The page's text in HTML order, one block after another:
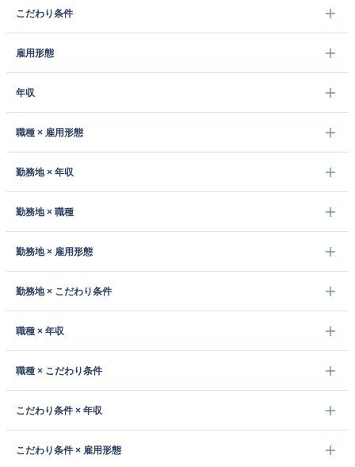
こだわり条件
雇用形態
年収
職種 × 雇用形態
勤務地 × 年収
勤務地 × 職種
勤務地 × 雇用形態
勤務地 × こだわり条件
職種 × 年収
職種 × こだわり条件
こだわり条件 × 年収
こだわり条件 × 雇用形態